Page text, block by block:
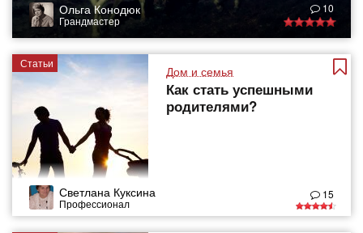
Ольга Конодюк
Грандмастер
10
Статьи
Дом и семья
Как стать успешными
родителями?
Светлана Куксина
Профессионал
15